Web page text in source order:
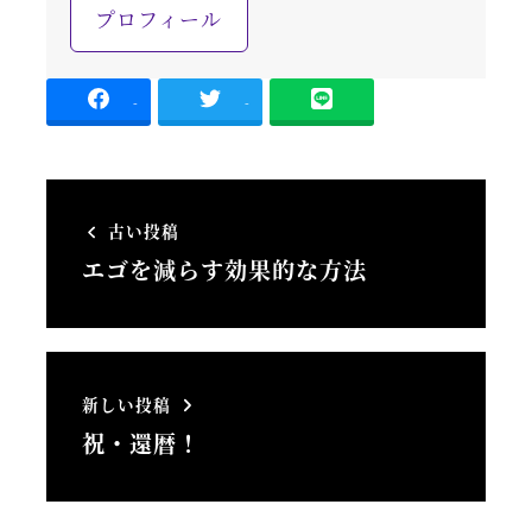
プロフィール
- -
古い投稿
エゴを減らす効果的な方法
新しい投稿
祝・還暦！